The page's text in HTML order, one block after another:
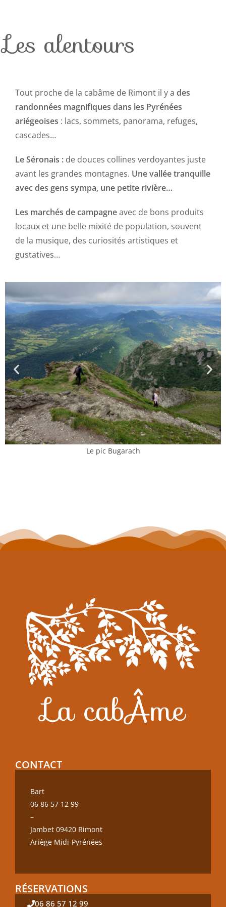
Les alentours
Tout proche de la cabâme de Rimont il y a des
randonnées magnifiques dans les Pyrénées
ariégeoises : lacs, sommets, panorama, refuges,
cascades…
Le Séronais : de douces collines verdoyantes juste
avant les grandes montagnes. Une vallée tranquille
avec des gens sympa, une petite rivière…
Les marchés de campagneavec de bons produits
locaux et une belle mixité de population, souvent
de la musique, des curiosités artistiques et
gustatives…
Le pic Bugarach
CONTACT
Bart
06 86 57 12 99
–
Jambet 09420 Rimont
Ariège Midi-Pyrénées
RÉSERVATIONS
06 86 57 12 99